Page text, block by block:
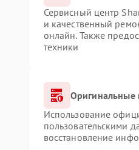
Сервисный центр
и качественный
онлайн. Также
техники
Оригинальные
Использование
пользовательскими
восстановление